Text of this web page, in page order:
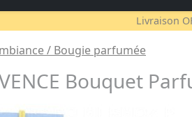
Livraison
/ Bougie parfumée
Bouquet